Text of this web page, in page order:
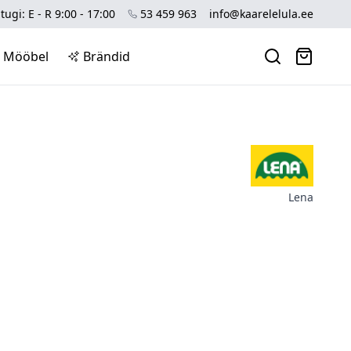
E - R 9:00 - 17:00 53 459 963 info@kaarelelula.ee
Mööbel Brändid
Lena